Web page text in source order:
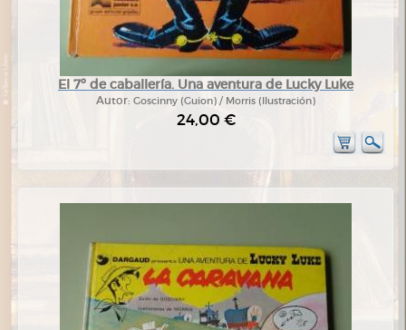
El 7º de caballería. Una aventura de Lucky Luke
Autor: Goscinny (Guion) / Morris (Ilustración)
24,00 €